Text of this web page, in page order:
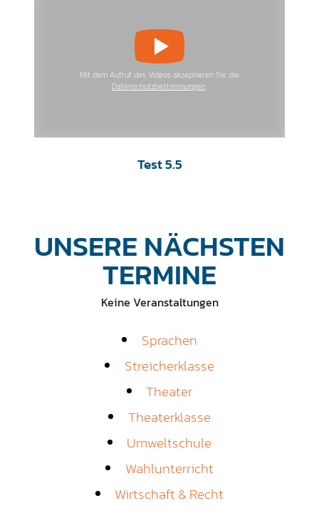
Mit dem Aufruf des Videos akzeptieren Sie die
Datenschutzbestimmungen
Test 5.5
UNSERE NÄCHSTEN
TERMINE
Keine Veranstaltungen
Sprachen
Streicherklasse
Theater
Theaterklasse
Umweltschule
Wahlunterricht
Wirtschaft & Recht